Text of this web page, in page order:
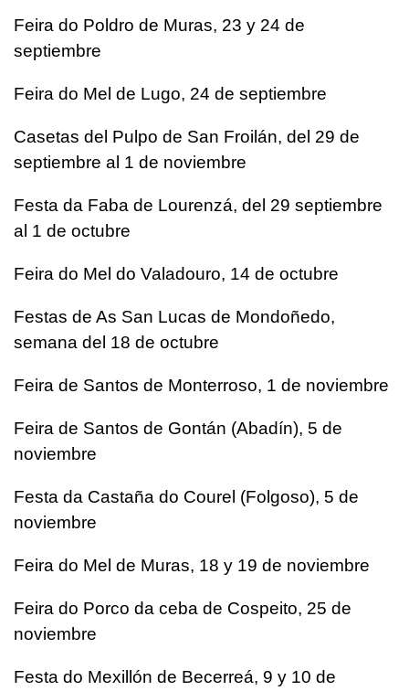
Feira do Poldro de Muras, 23 y 24 de
septiembre
Feira do Mel de Lugo, 24 de septiembre
Casetas del Pulpo de San Froilán, del 29 de
septiembre al 1 de noviembre
Festa da Faba de Lourenzá, del 29 septiembre
al 1 de octubre
Feira do Mel do Valadouro, 14 de octubre
Festas de As San Lucas de Mondoñedo,
semana del 18 de octubre
Feira de Santos de Monterroso, 1 de noviembre
Feira de Santos de Gontán (Abadín), 5 de
noviembre
Festa da Castaña do Courel (Folgoso), 5 de
noviembre
Feira do Mel de Muras, 18 y 19 de noviembre
Feira do Porco da ceba de Cospeito, 25 de
noviembre
Festa do Mexillón de Becerreá, 9 y 10 de